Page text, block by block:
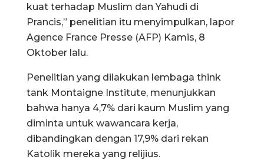
kuat terhadap Muslim dan Yahudi di
Prancis,” penelitian itu menyimpulkan, lapor
Agence France Presse (AFP) Kamis, 8
Oktober lalu.
Penelitian yang dilakukan lembaga think
tank Montaigne Institute, menunjukkan
bahwa hanya 4,7% dari kaum Muslim yang
diminta untuk wawancara kerja,
dibandingkan dengan 17,9% dari rekan
Katolik mereka yang relijius.